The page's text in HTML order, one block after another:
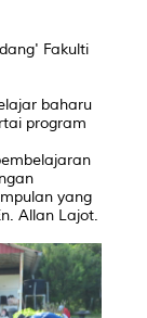
Fakulti
baharu
program
yang
Allan Lajot.